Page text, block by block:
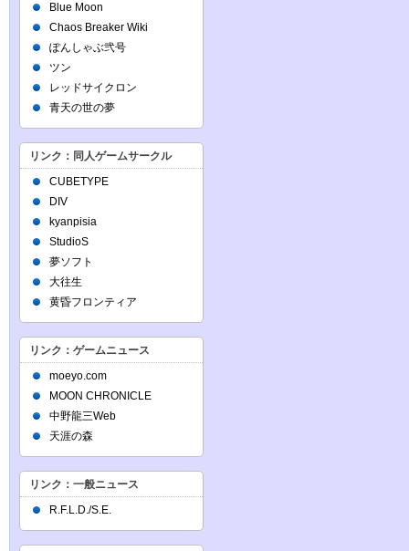
Blue Moon
Chaos Breaker Wiki
ぽんしゃぶ弐号
ツン
レッドサイクロン
青天の世の夢
リンク：同人ゲームサークル
CUBETYPE
DIV
kyanpisia
StudioS
夢ソフト
大往生
黄昏フロンティア
リンク：ゲームニュース
moeyo.com
MOON CHRONICLE
中野龍三Web
天涯の森
リンク：一般ニュース
R.F.L.D./S.E.